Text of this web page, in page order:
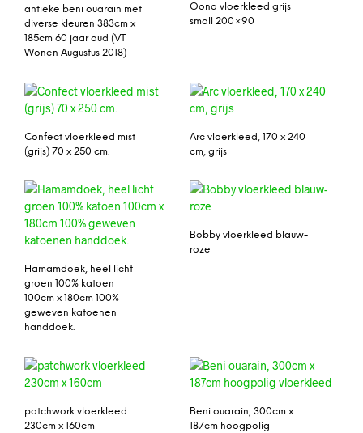
antieke beni ouarain met
diverse kleuren 383cm x
185cm 60 jaar oud (VT
Wonen Augustus 2018)
Oona vloerkleed grijs
small 200×90
Confect vloerkleed mist
(grijs) 70 x 250 cm.
Arc vloerkleed, 170 x 240
cm, grijs
Hamamdoek, heel licht
groen 100% katoen
100cm x 180cm 100%
geweven katoenen
handdoek.
Bobby vloerkleed blauw-
roze
patchwork vloerkleed
230cm x 160cm
Beni ouarain, 300cm x
187cm hoogpolig